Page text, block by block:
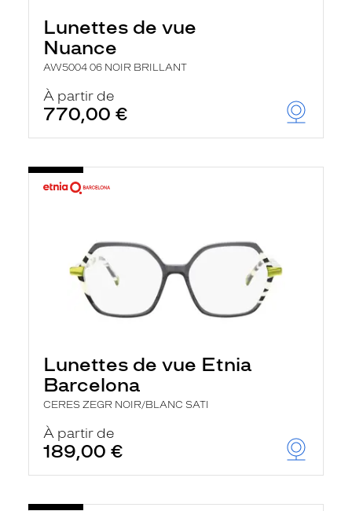
Lunettes de vue
Nuance
AW5004 06 NOIR BRILLANT
À partir de
770,00 €
Lunettes de vue Etnia
Barcelona
CERES ZEGR NOIR/BLANC SATI
À partir de
189,00 €